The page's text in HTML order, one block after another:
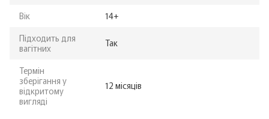
Вік
14+
Підходить для
вагітних
Так
Термін
зберігання у
відкритому
вигляді
12 місяців